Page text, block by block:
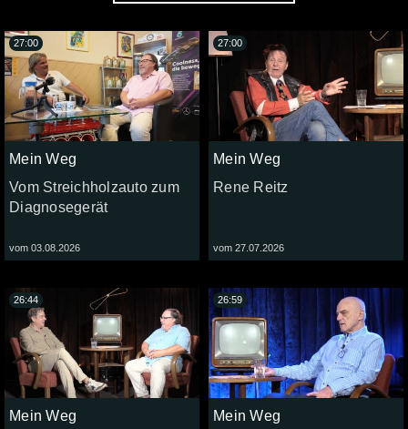
Mein Weg
Vom Streichholzauto zum
Diagnosegerät
vom 03.08.2026
27:00
Mein Weg
Rene Reitz
vom 27.07.2026
27:00
Mein Weg
26:44
Mein Weg
26:59